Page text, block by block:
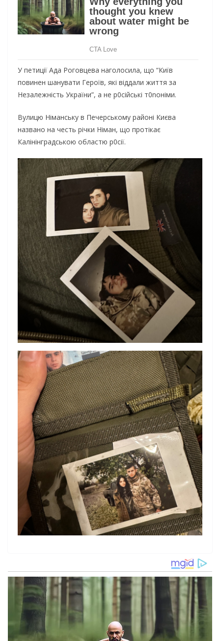
У петиції Ада Роговцева наголосила, що “Київ
повинен шанувати Героїв, які віддали життя за
Незалежність України”, а не р0сійські т0nоніми.
Вулицю Німанську в Печерському районі Києва
названо на честь річки Німан, що протікає
Калінінградською областю р0сії.